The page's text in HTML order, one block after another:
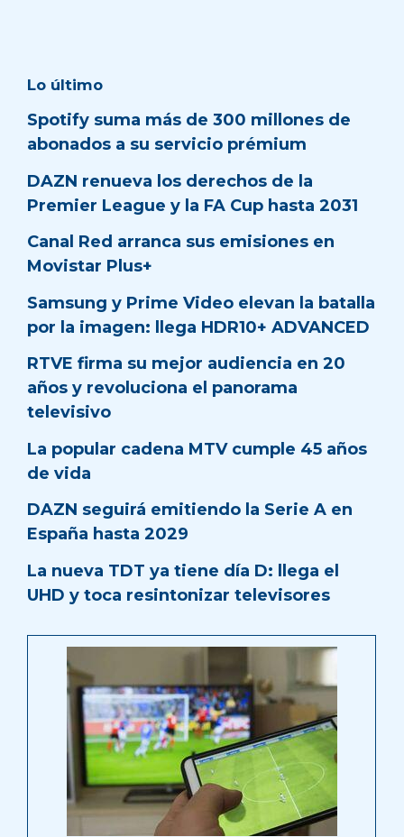
Lo último
Spotify suma más de 300 millones de
abonados a su servicio prémium
DAZN renueva los derechos de la
Premier League y la FA Cup hasta 2031
Canal Red arranca sus emisiones en
Movistar Plus+
Samsung y Prime Video elevan la batalla
por la imagen: llega HDR10+ ADVANCED
RTVE firma su mejor audiencia en 20
años y revoluciona el panorama
televisivo
La popular cadena MTV cumple 45 años
de vida
DAZN seguirá emitiendo la Serie A en
España hasta 2029
La nueva TDT ya tiene día D: llega el
UHD y toca resintonizar televisores